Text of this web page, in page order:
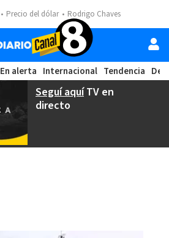
Precio del dólar Rodrigo Chaves
En alerta Internacional Tendencia
Seguí aquíTV en
directo